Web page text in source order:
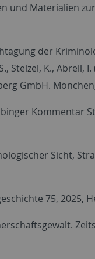
und Materialien
der
Stelzel, K., Abrell,
GmbH.
Kommentar
Sicht,
75, 2025,